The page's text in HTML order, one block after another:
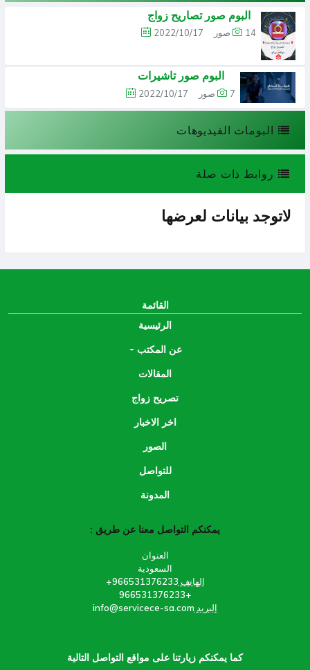
البوم صور تصاريح زواج
14 صور 2022/10/17
البوم صور تاشيرات
7 صور 2022/10/17
البومات الفيديوهات
روابط ذات صلة
لاتوجد بيانات لعرضها
القائمة
الرئيسية
عن المكتب
المقالات
تصريح زواج
اخر الاخبار
الصور
للتواصل
المدونة
يمكنكم التواصل معنا عن طريق :
العنوان
السعودية
الهاتف 966531376233+
+966531376233
البريد info@servicece-sa.com
كما يمكنكم زيارتنا على مواقع التواصل التالية